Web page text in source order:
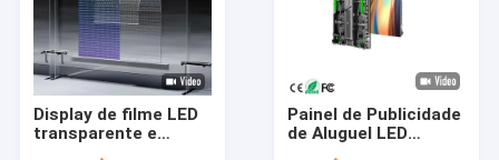
Display de filme LED
transparente e
Painel de Publicidade
de Aluguel LED